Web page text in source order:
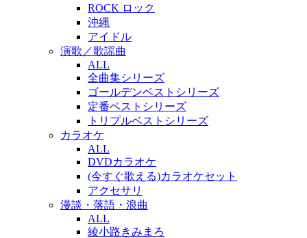
ROCK ロック
沖縄
アイドル
演歌／歌謡曲
ALL
全曲集シリーズ
ゴールデンベストシリーズ
定番ベストシリーズ
トリプルベストシリーズ
カラオケ
ALL
DVDカラオケ
(今すぐ歌える)カラオケセット
アクセサリ
漫談・落語・浪曲
ALL
綾小路きみまろ